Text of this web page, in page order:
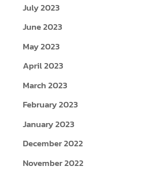
July 2023
June 2023
May 2023
April 2023
March 2023
February 2023
January 2023
December 2022
November 2022